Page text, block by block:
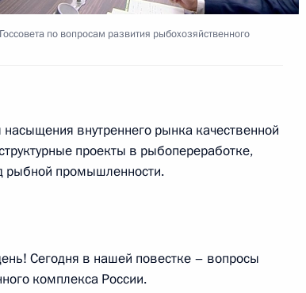
Асадом
по вопросам развития рыбохозяйственного
внутреннего рынка качественной
проекты в рыбопереработке,
рыбной промышленности.
Сегодня в нашей повестке – вопросы
комплекса России.